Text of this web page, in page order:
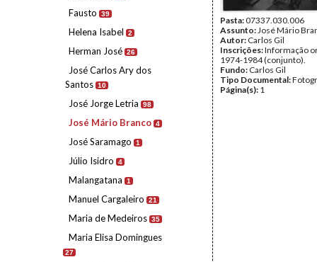
Fausto 39
Helena Isabel 2
Herman José 26
José Carlos Ary dos
Santos 10
José Jorge Letria 98
José Mário Branco 4
José Saramago 1
Júlio Isidro 4
Malangatana 1
Manuel Cargaleiro 21
Maria de Medeiros 35
Maria Elisa Domingues
27
Pasta:07337.030.006
Assunto:José Mário
Autor: Carlos Gil
Inscrições:Informação
1974-1984 (conjunto).
Fundo: Carlos Gil
Tipo Documental:
Página(s): 1